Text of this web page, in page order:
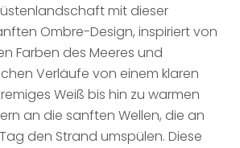
mit dieser
Ombre-Design, inspiriert von
Farben des Meeres und
Verläufe von einem klaren
Weiß bis hin zu warmen
an die sanften Wellen, die an
den Strand umspülen. Diese